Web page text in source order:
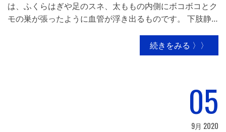
は、ふくらはぎや足のスネ、太ももの内側にボコボコとク
モの巣が張ったように血管が浮き出るものです。 下肢静…
続きをみる 〉〉
05
9月 2020